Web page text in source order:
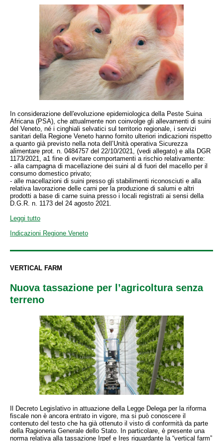
In considerazione dell'evoluzione epidemiologica della Peste Suina
Africana (PSA), che attualmente non coinvolge gli allevamenti di suini
del Veneto, né i cinghiali selvatici sul territorio regionale, i servizi
sanitari della Regione Veneto hanno fornito ulteriori indicazioni rispetto
a quanto già previsto nella nota dell’Unità operativa Sicurezza
alimentare prot. n. 0484757 del 22/10/2021, (vedi allegato) e alla DGR
1173/2021, a1 fine di evitare comportamenti a rischio relativamente:
- alla campagna di macellazione dei suini al di fuori del macello per il
consumo domestico privato;
- alle macellazioni di suini presso gli stabilimenti riconosciuti e alla
relativa lavorazione delle carni per la produzione di salumi e altri
prodotti a base di carne suina presso i locali registrati ai sensi della
D.G.R. n. 1173 del 24 agosto 2021.
Leggi tutto
Indicazioni Regione Veneto
VERTICAL FARM
Nuova tassazione per l’agricoltura senza
terreno
Il Decreto Legislativo in attuazione della Legge Delega per la riforma
fiscale non è ancora entrato in vigore, ma si può conoscere il
contenuto del testo che ha già ottenuto il visto di conformità da parte
della Ragioneria Generale dello Stato. In particolare, è presente una
norma relativa alla tassazione Irpef e Ires riguardante la “vertical farm”